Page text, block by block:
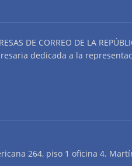
DE CORREO DE LA
dedicada a la
264, piso 1 oficina 4.